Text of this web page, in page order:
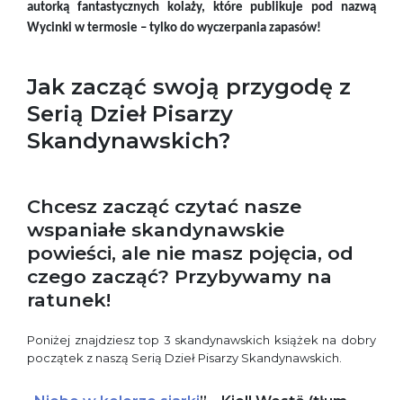
autorką fantastycznych kolaży, które publikuje pod nazwą
Wycinki w termosie – tylko do wyczerpania zapasów!
Jak zacząć swoją przygodę z
Serią Dzieł Pisarzy
Skandynawskich?
Chcesz zacząć czytać nasze
wspaniałe skandynawskie
powieści, ale nie masz pojęcia, od
czego zacząć? Przybywamy na
ratunek!
Poniżej znajdziesz top 3 skandynawskich książek na dobry
początek z naszą Serią Dzieł Pisarzy Skandynawskich.